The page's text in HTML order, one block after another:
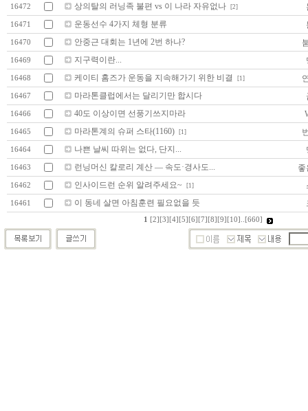
16472 상의탈의 러닝족 불편 vs 이 나라 자유없나 [2]
16471 운동선수 4가지 체형 분류
16470 안중근 대회는 1년에 2번 하나?
16469 지구력이란...
16468 케이티 홈즈가 운동을 지속해가기 위한 비결 [1]
16467 마라톤클럽에서는 달리기만 합시다
16466 40도 이상이면 선풍기쓰지마라
16465 마라톤계의 슈퍼 스타(1160) [1]
16464 나쁜 날씨 따위는 없다, 단지...
16463 런닝머신 칼로리 계산 — 속도·경사도... 좋
16462 인사이드런 순위 알려주세요~ [1]
16461 이 동네 살면 아침훈련 필요없을 듯
1 [2] [3] [4] [5] [6] [7] [8] [9] [10] [660]